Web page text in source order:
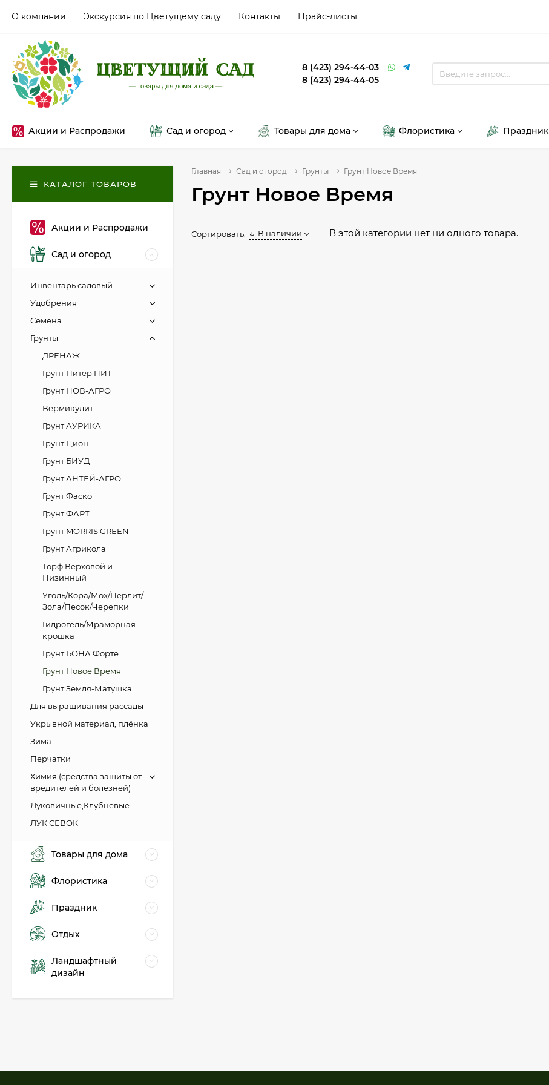
О компании Экскурсия по Цветущему саду Контакты Прайс-листы
8 (423) 294-44-03
8 (423) 294-44-05
Акции и Распродажи Сад и огород Товары для дома Флористика Праздник
Главная Сад и огород Грунты Грунт Новое Время
Грунт Новое Время
Сортировать: В наличии В этой категории нет ни одного товара.
КАТАЛОГ ТОВАРОВ
Акции и Распродажи
Сад и огород
Инвентарь садовый
Удобрения
Семена
Грунты
ДРЕНАЖ
Грунт Питер ПИТ
Грунт НОВ-АГРО
Вермикулит
Грунт АУРИКА
Грунт Цион
Грунт БИУД
Грунт АНТЕЙ-АГРО
Грунт Фаско
Грунт ФАРТ
Грунт MORRIS GREEN
Грунт Агрикола
Торф Верховой и
Низинный
Уголь/Кора/Мох/Перлит/
Зола/Песок/Черепки
Гидрогель/Мраморная
крошка
Грунт БОНА Форте
Грунт Новое Время
Грунт Земля-Матушка
Для выращивания рассады
Укрывной материал, плёнка
Зима
Перчатки
Химия (средства защиты от
вредителей и болезней)
Луковичные,Клубневые
ЛУК СЕВОК
Товары для дома
Флористика
Праздник
Отдых
Ландшафтный
дизайн